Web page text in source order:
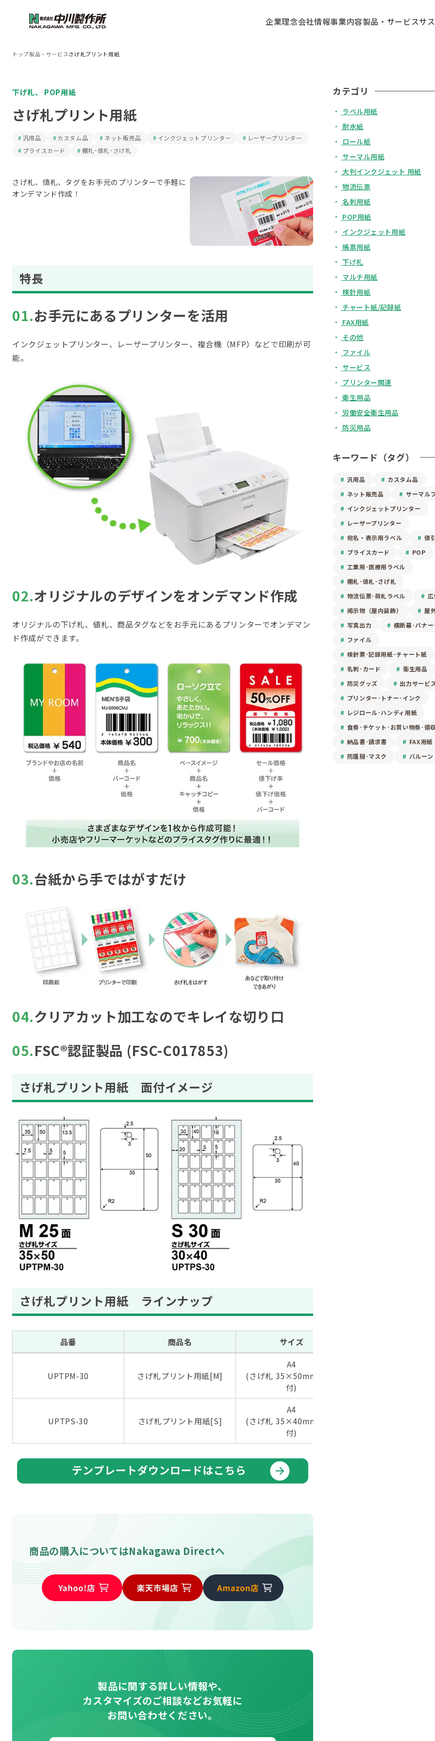
企業理念会社情報事業内容製品・サービスサ
トップ製品・サービスさげ札プリント用紙
下げ札、 POP用紙
さげ札プリント用紙
汎用品 カスタム品 ネット販売品 インクジェットプリンター
レーザープリンター
プライスカード
棚札･値札･さげ札
さげ札、値札、タグをお手元のプリンターで手軽に
オンデマンド作成！
特長
01.お手元にあるプリンターを活用
インクジェットプリンター、レーザープリンター、複合機（MFP）などで印刷が可
能。
02.オリジナルのデザインをオンデマンド作成
オリジナルの下げ札、値札、商品タグなどをお手元にあるプリンターでオンデマン
ド作成ができます。
03.台紙から手ではがすだけ
04.クリアカット加工なのでキレイな切り口
05.FSC®認証製品 (FSC-C017853)
さげ札プリント用紙 面付イメージ
さげ札プリント用紙 ラインナップ
品番 商品名 サイズ
UPTPM-30 さげ札プリント用紙[M]
A4
(さげ札 35×50mm 25面
付)
UPTPS-30 さげ札プリント用紙[S]
A4
(さげ札 35×40mm 30面
付)
商品の購入についてはNakagawa Directへ
製品に関する詳しい情報や、
カスタマイズのご相談などお気軽に
お問い合わせください。
カテゴリ
ラベル用紙
耐水紙
ロール紙
サーマル用紙
大判インクジェット 用紙
物流伝票
名刺用紙
POP用紙
インクジェット用紙
帳票用紙
下げ札
マルチ用紙
検針用紙
チャート紙/記録紙
FAX用紙
その他
ファイル
サービス
プリンター関連
衛生用品
労働安全衛生用品
防災用品
キーワード（タグ）
汎用品
カスタム品
ネット販売品
サーマル
インクジェットプリンター
レーザープリンター
宛名・表示用ラベル
値
プライスカード
POP
工業用･医療用ラベル
棚札･値札･さげ札
物流伝票･荷札ラベル
掲示物（屋内装飾）
屋
写真出力
横断幕･バナ
ファイル
検針票･記録用紙･チャート紙
名刺･カード
衛生用品
防災グッズ
出力サービ
プリンター･トナー･インク
レジロール･ハンディ用紙
食券･チケット･お買い物券･領
納品書･請求書
FAX用紙
防護服･マスク
バルーン